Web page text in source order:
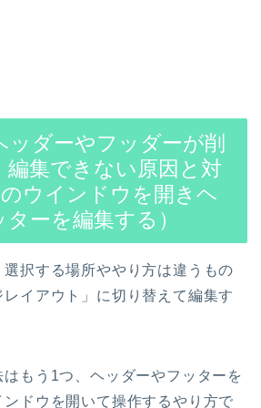
ッダーやフッダーが削
編集できない原因と対
ウインドウを開きヘ
ーを編集する）
択する場所ややり方は違うもの
イアウト」に切り替えて編集す
もう1つ、ヘッダーやフッターを
ドウを開いて操作するやり方で